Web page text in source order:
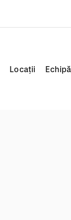
Locații Echipă